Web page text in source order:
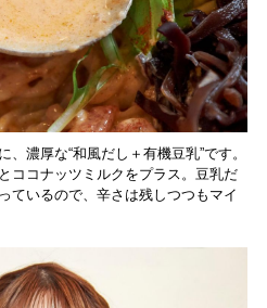
濃厚な“和風だし＋有機豆乳”です。
ココナッツミルクをプラス。豆乳だ
ているので、辛さは残しつつもマイ